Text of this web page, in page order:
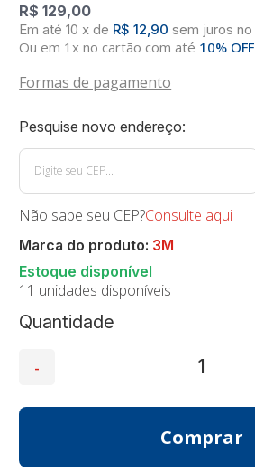
R$ 129,00
10 x de R$ 12,90 sem juros no
Ou em 1x no cartão com até 10% OFF
Formas de pagamento
Quantidade
Não sabe seu CEP?Consulte aqui
11 unidades disponíveis
Marca do produto: 3M